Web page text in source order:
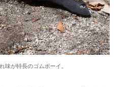
味が特長のゴムボーイ。